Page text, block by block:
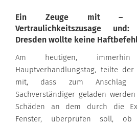
Ein Zeuge mit –
Vertraulichkeitszusage und:
Dresden wollte keine
Am heutigen, immerhin
Hauptverhandlungstag, teilte der
mit, dass zum Anschlag
Sachverständiger geladen
Schäden an dem durch die
Fenster, überprüfen soll,